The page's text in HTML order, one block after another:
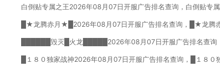
白倒贴专属之王2026年08月07日开服广告排名查询，白倒贴专
█★龙腾赤月★█2026年08月07日开服广告排名查询，█★龙腾
██████毁灭█火龙█████2026年08月07日开服广告排名查
█１８０独家战神2026年08月07日开服广告排名查询，█１８０